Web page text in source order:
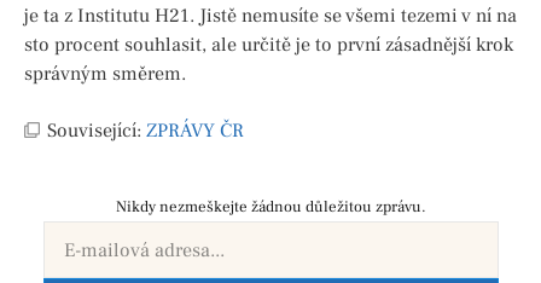
je ta z Institutu H21. Jistě nemusíte se všemi tezemi v ní na
sto procent souhlasit, ale určitě je to první zásadnější krok
správným směrem.
Související: ZPRÁVY ČR
Nikdy nezmeškejte žádnou důležitou zprávu.